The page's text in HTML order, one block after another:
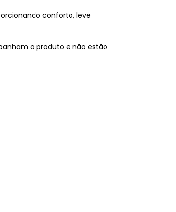
conforto, leve
o produto e não estão